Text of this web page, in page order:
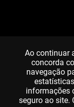
Ao continuar
concorda
navegação
informações
seguro ao site.